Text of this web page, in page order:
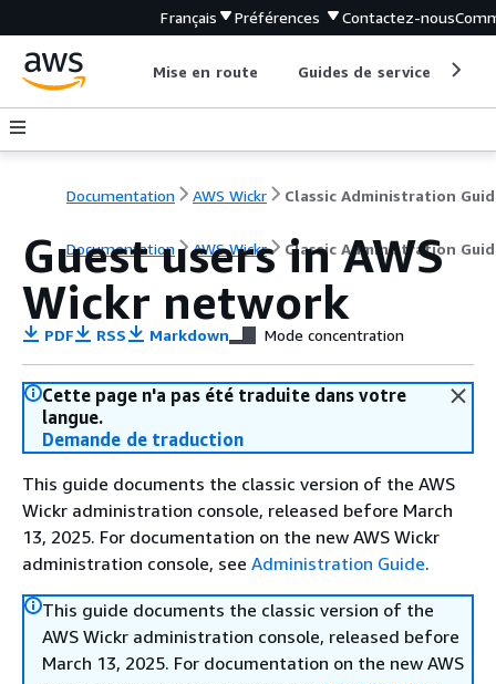
Français Préférences Contactez-nous
Mise en route Guides de service
Documentation AWS Wickr Classic Administration
Documentation AWS Wickr Classic Administration
Guest users in AWS
Wickr network
PDF RSS Markdown Mode concentration
Cette page n'a pas été traduite dans votre
langue.
Demande de traduction
This guide documents the classic version of the AWS
Wickr administration console, released before March
13, 2025. For documentation on the new AWS Wickr
administration console, see Administration Guide.
This guide documents the classic version of the
AWS Wickr administration console, released before
March 13, 2025. For documentation on the new AWS